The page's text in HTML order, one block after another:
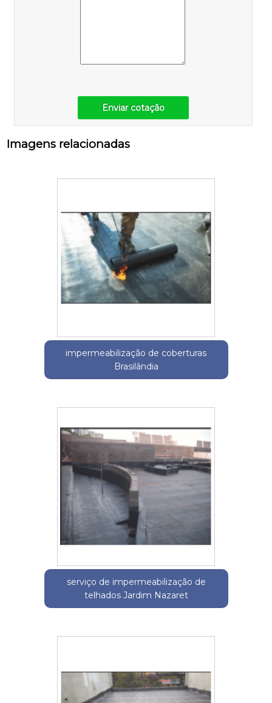
Enviar cotação
Imagens relacionadas
impermeabilização de coberturas
Brasilândia
serviço de impermeabilização de
telhados Jardim Nazaret